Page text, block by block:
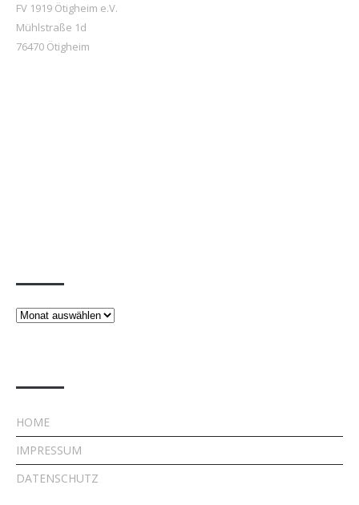
FV 1919 Ötigheim e.V.
Mühlstraße 1d
76470 Ötigheim
Beiträge
HOME
IMPRESSUM
DATENSCHUTZ